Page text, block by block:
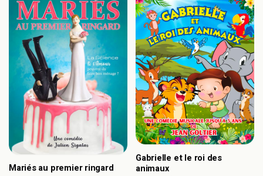
Mariés au premier ringard
Gabrielle et le roi des
animaux